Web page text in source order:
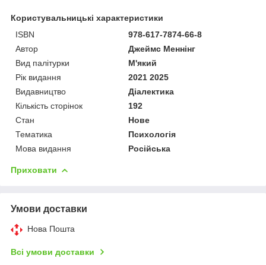
Користувальницькі характеристики
ISBN
978-617-7874-66-8
Автор
Джеймс Меннінг
Вид палітурки
М'який
Рік видання
2021 2025
Видавництво
Діалектика
Кількість сторінок
192
Стан
Нове
Тематика
Психологія
Мова видання
Російська
Приховати
Умови доставки
Нова Пошта
Всі умови доставки